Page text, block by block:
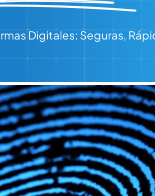
Digitales: Seguras,